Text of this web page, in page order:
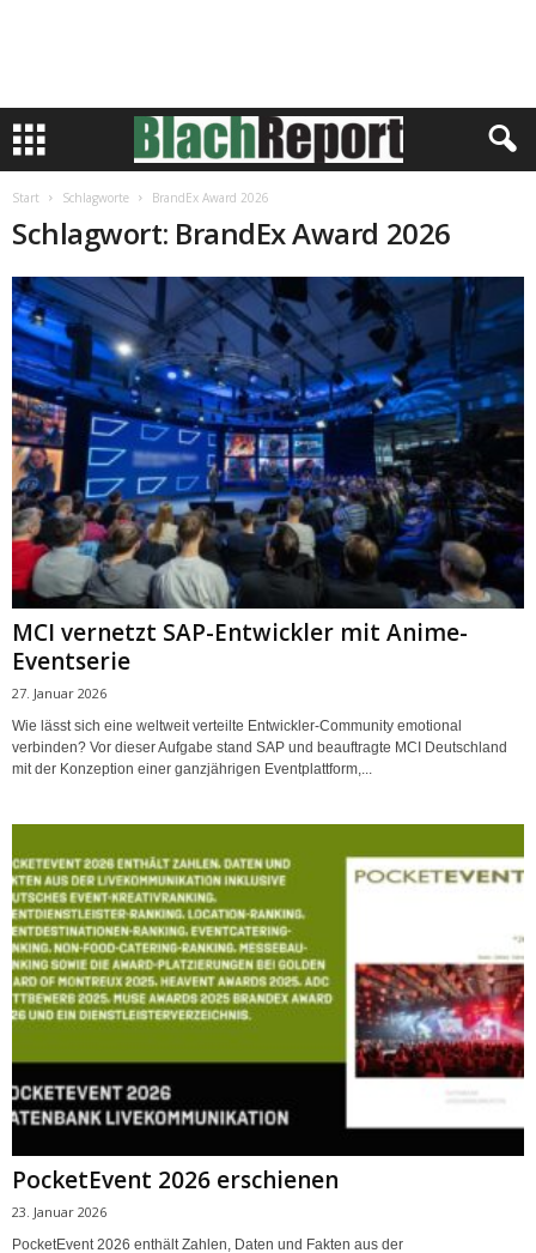
Start Schlagworte BrandEx Award 2026
Schlagwort: BrandEx Award 2026
MCI vernetzt SAP-Entwickler mit Anime-
Eventserie
27. Januar 2026
Wie lässt sich eine weltweit verteilte Entwickler-Community emotional
verbinden? Vor dieser Aufgabe stand SAP und beauftragte MCI Deutschland
mit der Konzeption einer ganzjährigen Eventplattform,...
PocketEvent 2026 erschienen
23. Januar 2026
PocketEvent 2026 enthält Zahlen, Daten und Fakten aus der